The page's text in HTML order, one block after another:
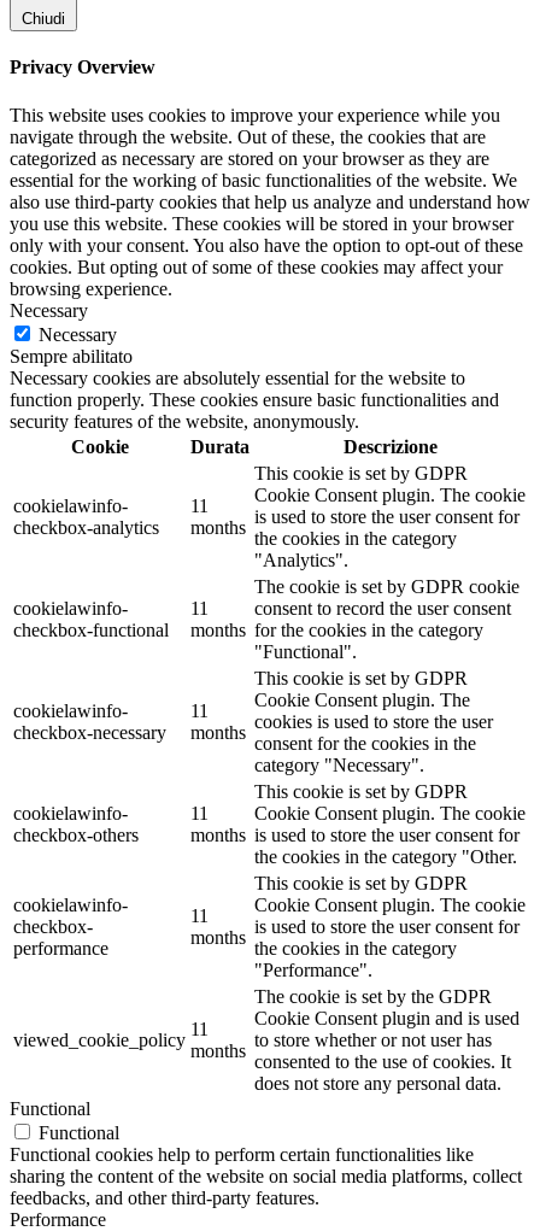
Chiudi
Privacy Overview
This website uses cookies to improve your experience while you
navigate through the website. Out of these, the cookies that are
categorized as necessary are stored on your browser as they are
essential for the working of basic functionalities of the website. We
also use third-party cookies that help us analyze and understand how
you use this website. These cookies will be stored in your browser
only with your consent. You also have the option to opt-out of these
cookies. But opting out of some of these cookies may affect your
browsing experience.
Necessary
Necessary
Sempre abilitato
Necessary cookies are absolutely essential for the website to
function properly. These cookies ensure basic functionalities and
security features of the website, anonymously.
Cookie
Durata Descrizione
cookielawinfo-
checkbox-analytics
11
months
This cookie is set by GDPR
Cookie Consent plugin. The cookie
is used to store the user consent for
the cookies in the category
"Analytics".
cookielawinfo-
checkbox-functional
11
months
The cookie is set by GDPR cookie
consent to record the user consent
for the cookies in the category
"Functional".
cookielawinfo-
checkbox-necessary
11
months
This cookie is set by GDPR
Cookie Consent plugin. The
cookies is used to store the user
consent for the cookies in the
category "Necessary".
cookielawinfo-
checkbox-others
11
months
This cookie is set by GDPR
Cookie Consent plugin. The cookie
is used to store the user consent for
the cookies in the category "Other.
cookielawinfo-
checkbox-
performance
11
months
This cookie is set by GDPR
Cookie Consent plugin. The cookie
is used to store the user consent for
the cookies in the category
"Performance".
viewed_cookie_policy
11
months
The cookie is set by the GDPR
Cookie Consent plugin and is used
to store whether or not user has
consented to the use of cookies. It
does not store any personal data.
Functional
Functional
Functional cookies help to perform certain functionalities like
sharing the content of the website on social media platforms, collect
feedbacks, and other third-party features.
Performance